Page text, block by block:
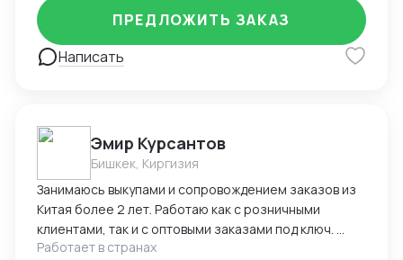
Написать
ПРЕДЛОЖИТЬ ЗАКАЗ
Эмир Курсантов
Бишкек, Киргизия
Занимаюсь выкупами и сопровождением заказов из
Китая более 2 лет. Работаю как с розничными
клиентами, так и с оптовыми заказами под ключ.
Основные компетенции: Поиск надёжных
Работает в странах